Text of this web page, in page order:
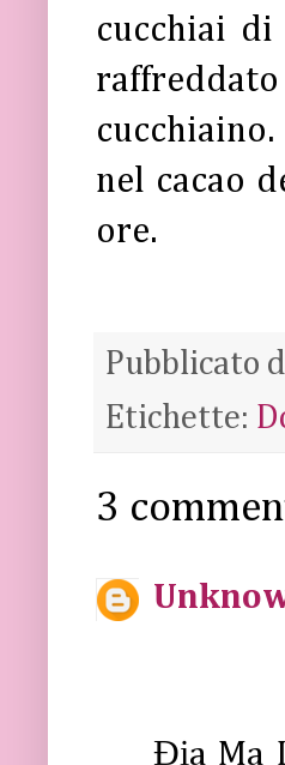
cucchiai
nel cacao
ore.
Pubblicato
Etichette:
3
Địa Ma